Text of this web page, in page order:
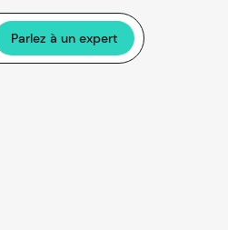
Parlez à un expert